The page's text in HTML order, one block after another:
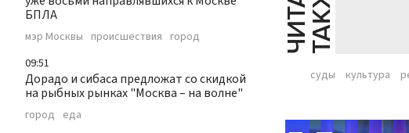
БПЛА
мэр Москвы происшествия город
09:51
Дорадо и сибаса предложат со скидкой
на рыбных рынках "Москва – на волне"
город еда
суды культура